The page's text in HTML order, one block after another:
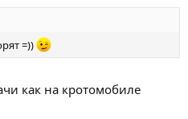
=))
как на кротомобиле